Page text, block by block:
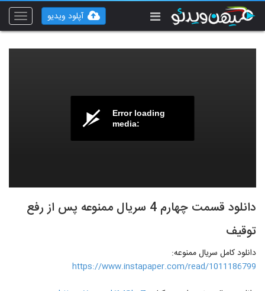
Toggle
آپلود ویدیو
Error loading
media:
دانلود قسمت چهارم 4 سریال ممنوعه پس از رفع
توقیف
دانلود کامل سریال ممنوعه:
https://www.instapaper.com/read/1011186799